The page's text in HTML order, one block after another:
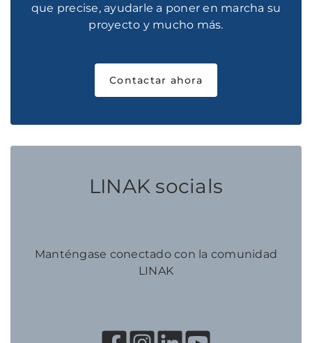
que precise, ayudarle a poner en marcha su
proyecto y mucho más.
Contactar ahora
LINAK socials
Manténgase conectado con la comunidad
LINAK